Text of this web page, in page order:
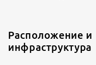
Расположение и
инфраструктура